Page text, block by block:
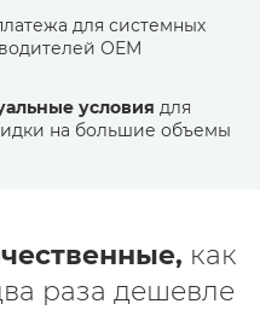
для системных
ОЕМ
условия для
на большие объемы
как
раза дешевле